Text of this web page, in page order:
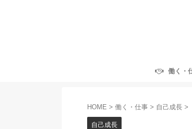
働く・
HOME > 働く・仕事 > 自己成長 >
自己成長